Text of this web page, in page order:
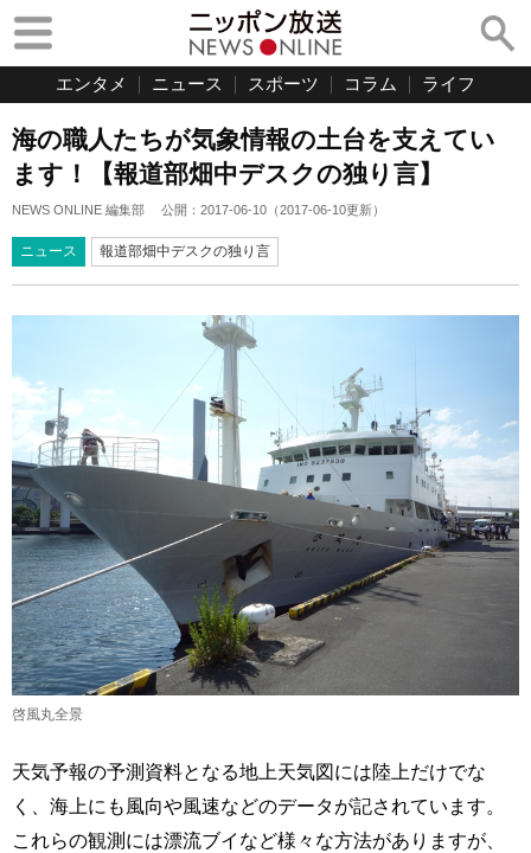
エンタメ ニュース スポーツ コラム ライフ
海の職人たちが気象情報の土台を支えてい
ます！【報道部畑中デスクの独り言】
NEWS ONLINE 編集部 公開： 2017-06-10 （2017-06-10更新）
ニュース 報道部畑中デスクの独り言
啓風丸全景
天気予報の予測資料となる地上天気図には陸上だけでな
く、海上にも風向や風速などのデータが記されています。
これらの観測には漂流ブイなど様々な方法がありますが、